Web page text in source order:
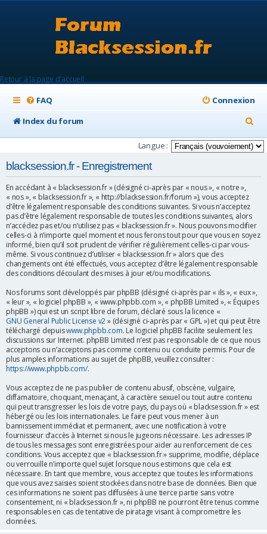
Retour à la page d'accueil
FAQ
Connexion
Index du forum
e
c
c
h
Langue :
blacksession.fr - Enregistrement
En accédant à « blacksession.fr » (désigné ci-après par « nous », « notre »,
« nos », « blacksession.fr », « http://blacksession.fr/forum »), vous acceptez
d’être légalement responsable des conditions suivantes. Si vous n’acceptez
pas d’être légalement responsable de toutes les conditions suivantes, alors
n’accédez pas et/ou n’utilisez pas « blacksession.fr ». Nous pouvons modifier
celles-ci à n’importe quel moment et nous ferons tout pour que vous en soyez
informé, bien qu’il soit prudent de vérifier régulièrement celles-ci par vous-
même. Si vous continuez d’utiliser « blacksession.fr » alors que des
changements ont été effectués, vous acceptez d’être légalement responsable
des conditions découlant des mises à jour et/ou modifications.
Nos forums sont développés par phpBB (désigné ci-après par « ils », « eux »,
« leur », « logiciel phpBB », « www.phpbb.com », « phpBB Limited », « Équipes
phpBB ») qui est un script libre de forum, déclaré sous la licence «
GNU General Public License v2» (désigné ci-après par « GPL ») et qui peut être
téléchargé depuiswww.phpbb.com. Le logiciel phpBB facilite seulement les
discussions sur Internet. phpBB Limited n’est pas responsable de ce que nous
acceptons ou n’acceptons pas comme contenu ou conduite permis. Pour de
plus amples informations au sujet de phpBB, veuillez consulter :
https://www.phpbb.com/.
Vous acceptez de ne pas publier de contenu abusif, obscène, vulgaire,
diffamatoire, choquant, menaçant, à caractère sexuel ou tout autre contenu
qui peut transgresser les lois de votre pays, du pays où « blacksession.fr » est
hébergé ou les lois internationales. Le faire peut vous mener à un
bannissement immédiat et permanent, avec une notification à votre
fournisseur d’accès à Internet si nous le jugeons nécessaire. Les adresses IP
de tous les messages sont enregistrées pour aider au renforcement de ces
conditions. Vous acceptez que « blacksession.fr » supprime, modifie, déplace
ou verrouille n’importe quel sujet lorsque nous estimons que cela est
nécessaire. En tant que membre, vous acceptez que toutes les informations
que vous avez saisies soient stockées dans notre base de données. Bien que
ces informations ne soient pas diffusées à une tierce partie sans votre
consentement, ni « blacksession.fr », ni phpBB ne pourront être tenus comme
responsables en cas de tentative de piratage visant à compromettre les
données.